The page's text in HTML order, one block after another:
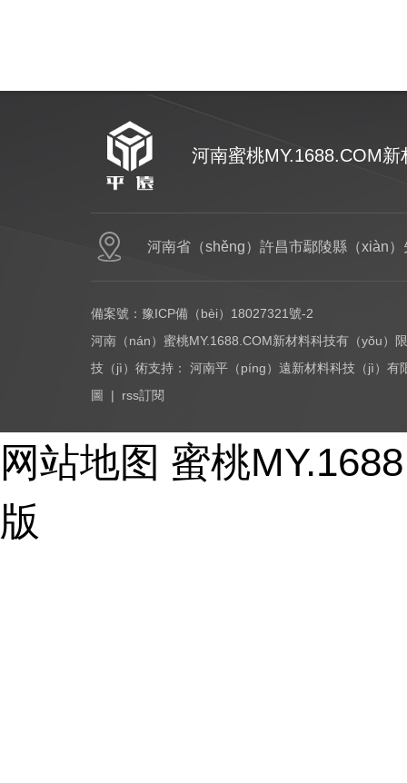
河南蜜桃MY.1688.COM
河南省（shěng）許昌市鄢陵縣（xiàn
備案號： 豫ICP備（bèi）18027321號-2
河南（nán）蜜桃MY.1688.COM新材料科技有（yǒu）
技（jì）術支持： 河南平（píng）遠新材料科技（jì）有
圖
| rss訂閱
网站地图 蜜桃
版